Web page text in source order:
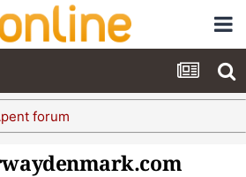
forum